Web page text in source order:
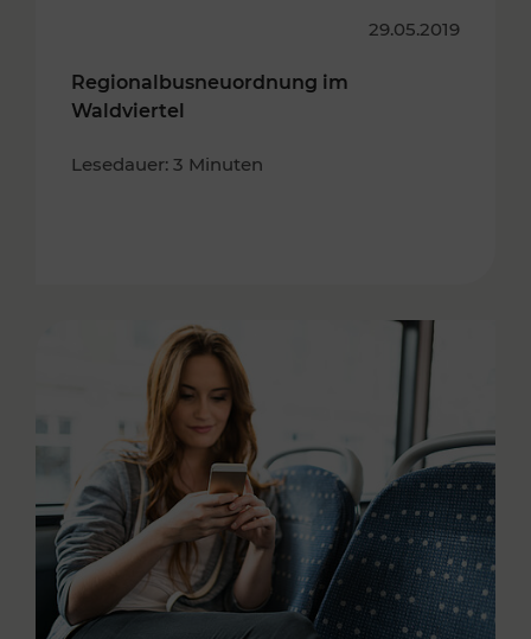
29.05.2019
Regionalbusneuordnung im
Waldviertel
Lesedauer: 3 Minuten